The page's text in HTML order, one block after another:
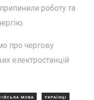
роботу та
про чергову
електростанцій
МОВА УКРАЇНЦІ